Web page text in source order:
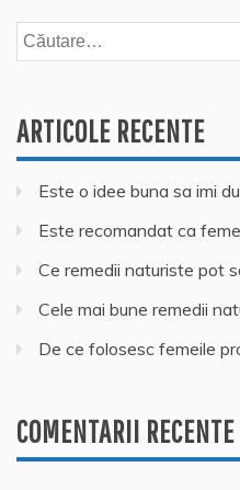
Caută
după:
ARTICOLE RECENTE
Este o idee buna sa imi
Este recomandat ca
Ce remedii naturiste pot
Cele mai bune remedii
De ce folosesc femeile
COMENTARII RECENTE